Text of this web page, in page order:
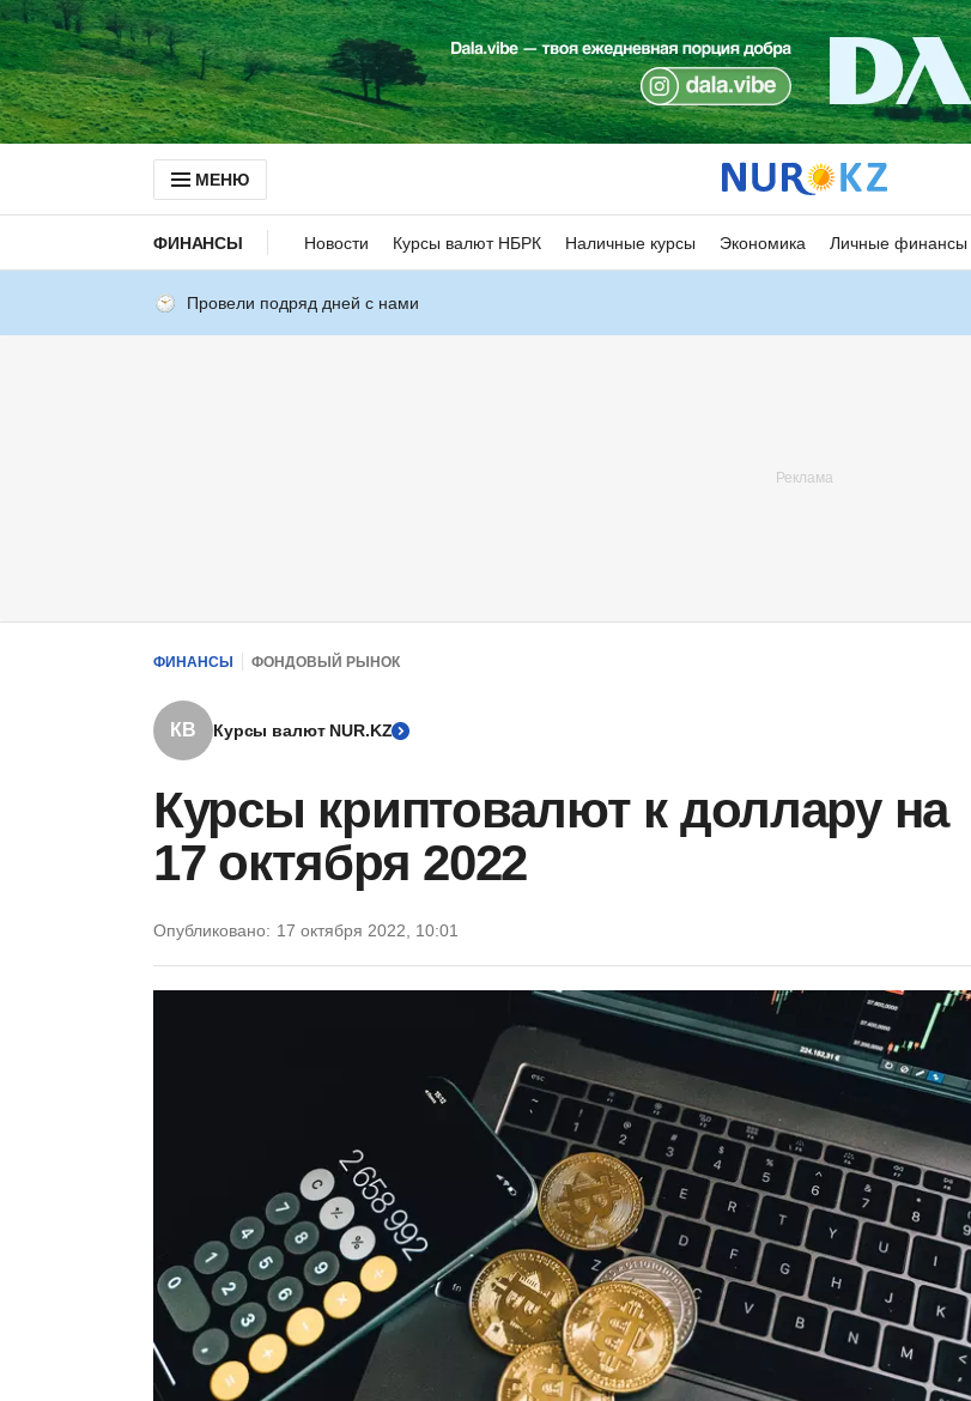
МЕНЮ
ФИНАНСЫ Новости Курсы валют НБРК Наличные курсы Экономика Личные финансы
Провели подряд дней с нами
ФИНАНСЫ ФОНДОВЫЙ РЫНОК
КВ Курсы валют NUR.KZ
Курсы криптовалют к доллару на
17 октября 2022
Опубликовано: 17 октября 2022, 10:01